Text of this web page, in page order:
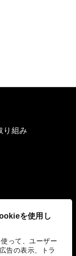
を使用し
って、ユーザー
告の表示、トラ
り組み